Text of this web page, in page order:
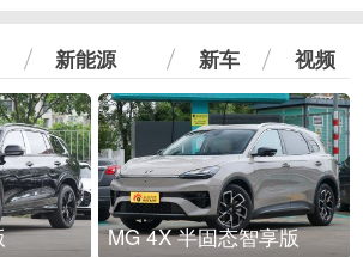
新能源 新车 视频
MG 4X 半固态智享版